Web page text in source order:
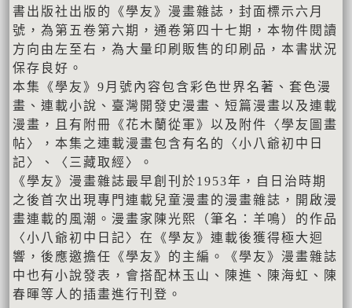
書出版社出版的《學友》漫畫雜誌，封面標示六月
號，為第五卷第六期，通卷第四十七期，本物件閱讀
方向由左至右，為大量印刷販售的印刷品，本書狀況
保存良好。
本集《學友》9月號內容包含彩色世界名著、套色漫
畫、連載小說、臺灣開發史漫畫、短篇漫畫以及連載
漫畫，且有附冊《花木蘭從軍》以及附件〈學友圖畫
帖〉，本集之連載漫畫包含有名的〈小八爺初中日
記〉、〈三藏取經〉。
《學友》漫畫雜誌最早創刊於1953年，自日治時期
之後首次出現專門連載兒童漫畫的漫畫雜誌，開啟漫
畫連載的風潮。漫畫家陳光熙（筆名：羊鳴）的作品
〈小八爺初中日記〉在《學友》連載後獲得極大迴
響，後應邀擔任《學友》的主編。《學友》漫畫雜誌
中也有小說發表，會搭配林玉山、陳進、陳海虹、陳
春暉等人的插畫進行刊登。